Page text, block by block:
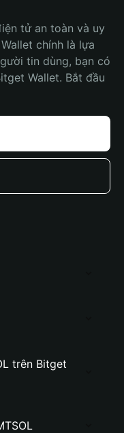
tử an toàn và uy
chính là lựa
tin dùng, bạn có
Wallet. Bắt đầu
trên Bitget